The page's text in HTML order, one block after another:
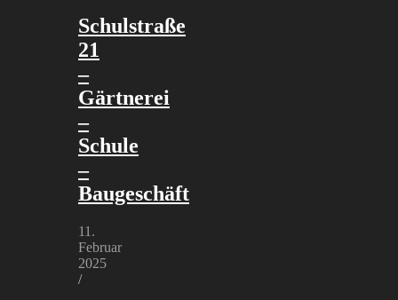
Schulstraße
21
–
Gärtnerei
–
Schule
–
Baugeschäft
11.
Februar
2025
/